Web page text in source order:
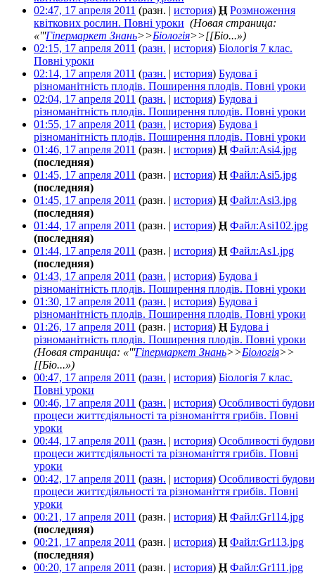
02:47, 17 апреля 2011 (разн. | история) Н Розмноження
квіткових рослин. Повні уроки (Новая страница:
«'''Гіпермаркет Знань>>Біологія>>[[Біо...»)
02:15, 17 апреля 2011 (разн. | история) Біологія 7 клас.
Повні уроки
02:14, 17 апреля 2011 (разн. | история) Будова і
різноманітність плодів. Поширення плодів. Повні уроки
02:04, 17 апреля 2011 (разн. | история) Будова і
різноманітність плодів. Поширення плодів. Повні уроки
01:55, 17 апреля 2011 (разн. | история) Будова і
різноманітність плодів. Поширення плодів. Повні уроки
01:46, 17 апреля 2011 (разн. | история) Н Файл:Asi4.jpg
(последняя)
01:45, 17 апреля 2011 (разн. | история) Н Файл:Asi5.jpg
(последняя)
01:45, 17 апреля 2011 (разн. | история) Н Файл:Asi3.jpg
(последняя)
01:44, 17 апреля 2011 (разн. | история) Н Файл:Asi102.jpg
(последняя)
01:44, 17 апреля 2011 (разн. | история) Н Файл:As1.jpg
(последняя)
01:43, 17 апреля 2011 (разн. | история) Будова і
різноманітність плодів. Поширення плодів. Повні уроки
01:30, 17 апреля 2011 (разн. | история) Будова і
різноманітність плодів. Поширення плодів. Повні уроки
01:26, 17 апреля 2011 (разн. | история) Н Будова і
різноманітність плодів. Поширення плодів. Повні уроки
(Новая страница: «'''Гіпермаркет Знань>>Біологія>>
[[Біо...»)
00:47, 17 апреля 2011 (разн. | история) Біологія 7 клас.
Повні уроки
00:46, 17 апреля 2011 (разн. | история) Особливості
процеси життєдіяльності та різноманіття грибів. Повні
уроки
00:44, 17 апреля 2011 (разн. | история) Особливості
процеси життєдіяльності та різноманіття грибів. Повні
уроки
00:42, 17 апреля 2011 (разн. | история) Особливості
процеси життєдіяльності та різноманіття грибів. Повні
уроки
00:21, 17 апреля 2011 (разн. | история) Н Файл:Gr114.jpg
(последняя)
00:21, 17 апреля 2011 (разн. | история) Н Файл:Gr113.jpg
(последняя)
00:20, 17 апреля 2011 (разн. | история) Н Файл:Gr111.jpg